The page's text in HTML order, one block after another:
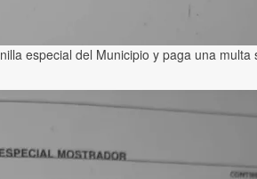
especial del Municipio y paga una